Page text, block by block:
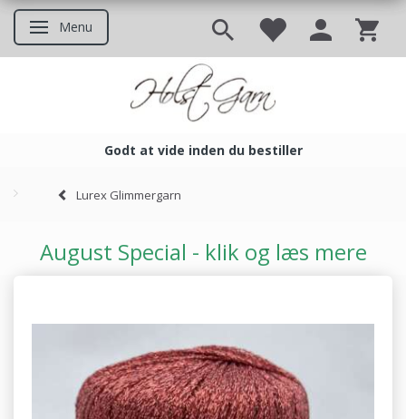
Skifte navigation
Menu
Godt at vide inden du bestiller
Lurex Glimmergarn
August Special - klik og læs mere